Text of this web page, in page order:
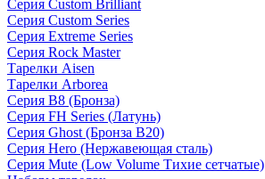
Серия Custom Brilliant
Серия Custom Series
Серия Extreme Series
Серия Rock Master
Тарелки Aisen
Тарелки Arborea
Серия B8 (Бронза)
Серия FH Series (Латунь)
Серия Ghost (Бронза B20)
Серия Hero (Нержавеющая сталь)
Серия Mute (Low Volume Тихие сетчатые)